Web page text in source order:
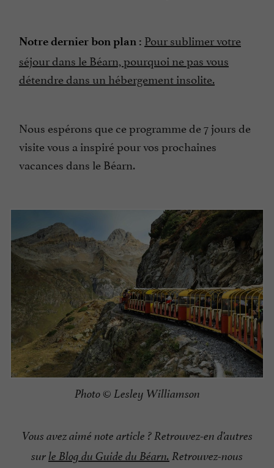
Notre dernier bon plan : Pour sublimer votre
séjour dans le Béarn, pourquoi ne pas vous
détendre dans un hébergement insolite.
Nous espérons que ce programme de 7 jours de
visite vous a inspiré pour vos prochaines
vacances dans le Béarn.
Photo © Lesley Williamson
Vous avez aimé note article ? Retrouvez-en d’autres
surle Blog du Guide du Béarn. Retrouvez-nous